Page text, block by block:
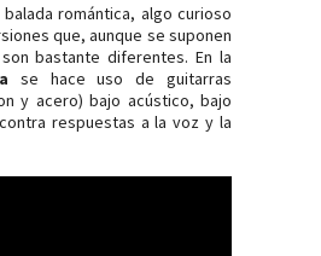
balada romántica, algo curioso
que, aunque se suponen
bastante diferentes. En la
se hace uso de guitarras
y acero) bajo acústico, bajo
respuestas a la voz y la